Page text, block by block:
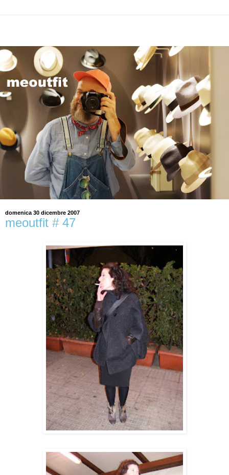
domenica 30 dicembre 2007
meoutfit # 47